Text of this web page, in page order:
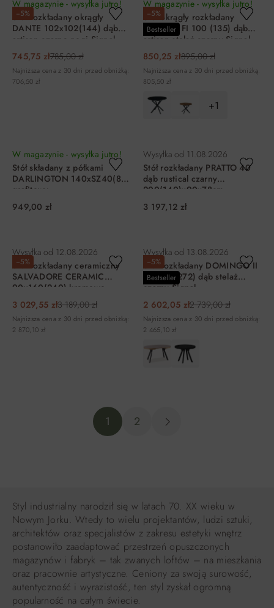
−5%
W magazynie - wysyłka jutro!
Stół rozkładany okrągły
DANTE 102x102(144) dąb
artisan czarne nogi Signal
745,75 zł785,00 zł
Najniższa cena z 30 dni przed obniżką:
706,50 zł
−5%
Bestseller
W magazynie - wysyłka jutro!
Stół okrągły rozkładany
GASTON FI 100 (135) dąb
artisan stelaż czarny Signal
850,25 zł895,00 zł
Najniższa cena z 30 dni przed obniżką:
805,50 zł
+1
W magazynie - wysyłka jutro!
Stół składany z półkami
DARLINGTON 140xSZ40(80)
grafitowy
949,00 zł
Wysyłka od 11.08.2026
Stół rozkładany PRATTO 40
dąb rustical czarny
200(140)x90x78cm
3 197,12 zł
−5%
Wysyłka od 12.08.2026
Stół rozkładany ceramiczny
SALVADORE CERAMIC
90x160(240) kremowo-
czarny Signal
3 029,55 zł3 189,00 zł
Najniższa cena z 30 dni przed obniżką:
2 870,10 zł
−5%
Bestseller
Wysyłka od 13.08.2026
Stół rozkładany DOMINGO II
80x140(272) dąb stelaż
czarny Signal
2 602,05 zł2 739,00 zł
Najniższa cena z 30 dni przed obniżką:
2 465,10 zł
1 2
Styl industrialny narodził się w latach 70. XX wieku w
Nowym Jorku. Wtedy to wielu projektantów, ludzi sztuki,
architektów oraz specjalistów z zakresu estetyki wnętrz
postanowiło zaadaptować przestrzeń opuszczonych
magazynów i fabryk – tak zwanych loftów – na mieszkania
oraz pracownie artystyczne. Ceniony za swoją surowość,
autentyczność i wyrazistość, ten styl zyskał ogromną
popularność na całym świecie.